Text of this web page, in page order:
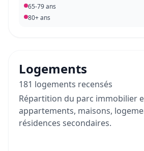
65-79 ans
80+ ans
Logements
181 logements recensés
Répartition du parc immobilier
appartements, maisons,
résidences secondaires.